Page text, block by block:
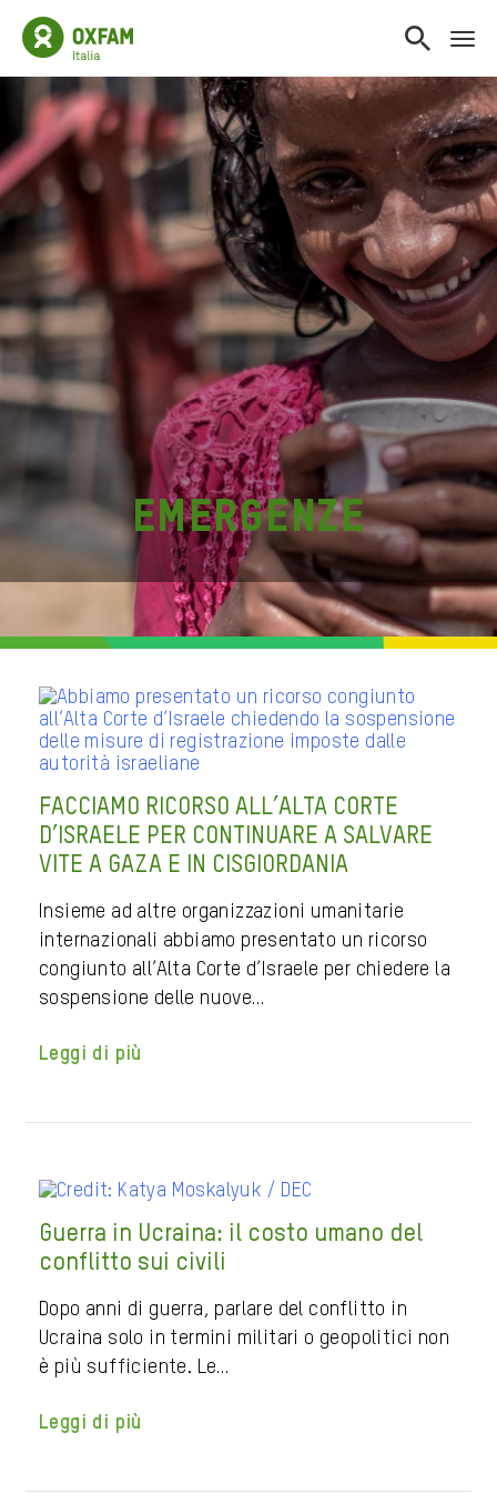
Emergenze
FACCIAMO RICORSO ALL’ALTA CORTE
D’ISRAELE PER CONTINUARE A SALVARE
VITE A GAZA E IN CISGIORDANIA
Insieme ad altre organizzazioni umanitarie
internazionali abbiamo presentato un ricorso
congiunto all’Alta Corte d’Israele per chiedere la
sospensione delle nuove…
Leggi di più
Guerra in Ucraina: il costo umano del
conflitto sui civili
Dopo anni di guerra, parlare del conflitto in
Ucraina solo in termini militari o geopolitici non
è più sufficiente. Le…
Leggi di più